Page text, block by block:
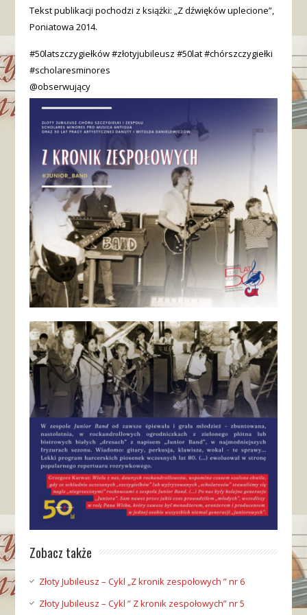
Tekst publikacji pochodzi z książki: „Z dźwięków uplecione”,
Poniatowa 2014.
#50latszczygiełków #złotyjubileusz #50lat #chórszczygiełki
#scholaresminores
@obserwujący
Zobacz także
Złoty Jubileusz – Cykl „Z kronik zespołowych ” nr 6
Złoty Jubileusz – Cykl ” Z kronik zespołowych” nr 5